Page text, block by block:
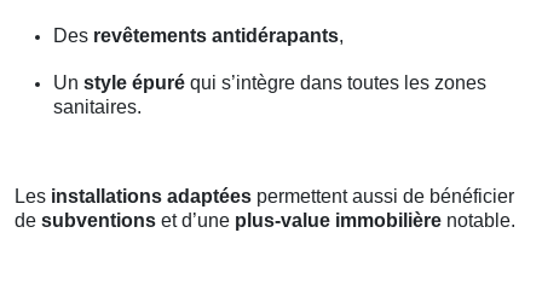
Des revêtements antidérapants,
Un style épuré qui s’intègre dans toutes les zones
sanitaires.
Les installations adaptées permettent aussi de bénéficier
de subventions et d’une plus-value immobilière notable.